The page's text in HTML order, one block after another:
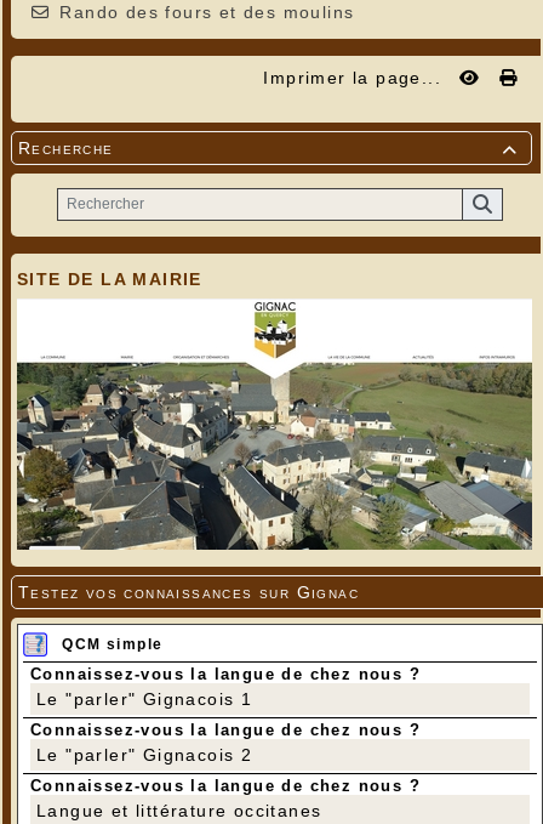
Rando des fours et des moulins
Imprimer la page...

Recherche
SITE DE LA MAIRIE
Testez vos connaissances sur Gignac
QCM simple
Connaissez-vous la langue de chez nous ?
Le "parler" Gignacois 1
Connaissez-vous la langue de chez nous ?
Le "parler" Gignacois 2
Connaissez-vous la langue de chez nous ?
Langue et littérature occitanes